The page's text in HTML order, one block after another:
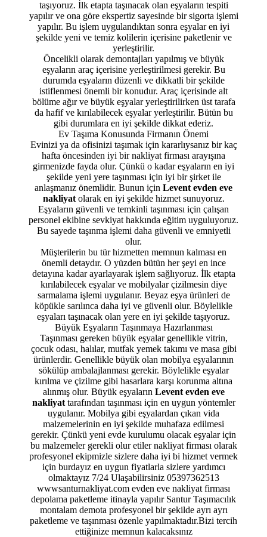
taşıyoruz. İlk etapta taşınacak olan eşyaların tespiti
yapılır ve ona göre ekspertiz sayesinde bir sigorta işlemi
yapılır. Bu işlem uygulandıktan sonra eşyalar en iyi
şekilde yeni ve temiz kolilerin içerisine paketlenir ve
yerleştirilir.
Öncelikli olarak demontajları yapılmış ve büyük
eşyaların araç içerisine yerleştirilmesi gerekir. Bu
durumda eşyaların düzenli ve dikkatli bir şekilde
istiflenmesi önemli bir konudur. Araç içerisinde alt
bölüme ağır ve büyük eşyalar yerleştirilirken üst tarafa
da hafif ve kırılabilecek eşyalar yerleştirilir. Bütün bu
gibi durumlara en iyi şekilde dikkat ederiz.
Ev Taşıma Konusunda Firmanın Önemi
Evinizi ya da ofisinizi taşımak için kararlıysanız bir kaç
hafta öncesinden iyi bir nakliyat firması arayışına
girmenizde fayda olur. Çünkü o kadar eşyaların en iyi
şekilde yeni yere taşınması için iyi bir şirket ile
anlaşmanız önemlidir. Bunun için Levent evden eve
nakliyatolarak en iyi şekilde hizmet sunuyoruz.
Eşyaların güvenli ve temkinli taşınması için çalışan
personel ekibine sevkiyat hakkında eğitim uyguluyoruz.
Bu sayede taşınma işlemi daha güvenli ve emniyetli
olur.
Müşterilerin bu tür hizmetten memnun kalması en
önemli detaydır. O yüzden bütün her şeyi en ince
detayına kadar ayarlayarak işlem sağlıyoruz. İlk etapta
kırılabilecek eşyalar ve mobilyalar çizilmesin diye
sarmalama işlemi uygulanır. Beyaz eşya ürünleri de
köpükle sarılınca daha iyi ve güvenli olur. Böylelikle
eşyaları taşınacak olan yere en iyi şekilde taşıyoruz.
Büyük Eşyaların Taşınmaya Hazırlanması
Taşınması gereken büyük eşyalar genellikle vitrin,
çocuk odası, halılar, mutfak yemek takımı ve masa gibi
ürünlerdir. Genellikle büyük olan mobilya eşyalarının
sökülüp ambalajlanması gerekir. Böylelikle eşyalar
kırılma ve çizilme gibi hasarlara karşı korunma altına
alınmış olur. Büyük eşyaların Levent evden eve
nakliyattarafından taşınması için en uygun yöntemler
uygulanır. Mobilya gibi eşyalardan çıkan vida
malzemelerinin en iyi şekilde muhafaza edilmesi
gerekir. Çünkü yeni evde kurulumu olacak eşyalar için
bu malzemeler gerekli olur etiler nakliyat firması olarak
profesyonel ekipmizle sizlere daha iyi bi hizmet vermek
için burdayız en uygun fiyatlarla sizlere yardımcı
olmaktayız 7/24 Ulaşabilirsiniz 05397362513
wwwsanturnakliyat.com evden eve nakliyat firması
depolama paketleme itinayla yapılır Santur Taşımacılık
montalam demota profesyonel bir şekilde ayrı ayrı
paketleme ve taşınması özenle yapılmaktadır.Bizi tercih
ettiğinize memnun kalacaksınız